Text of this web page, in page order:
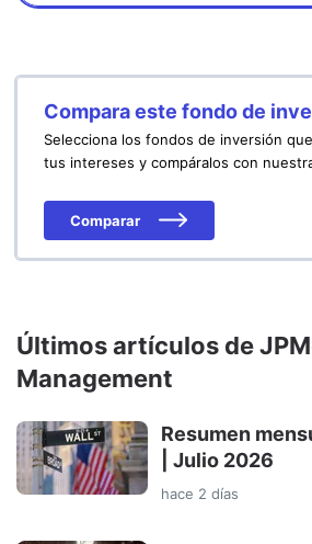
Compara este fondo de
Selecciona los fondos de inversión
tus intereses y compáralos con
Comparar
Últimos artículos de
Management
Resumen
| Julio 2026
hace 2 días